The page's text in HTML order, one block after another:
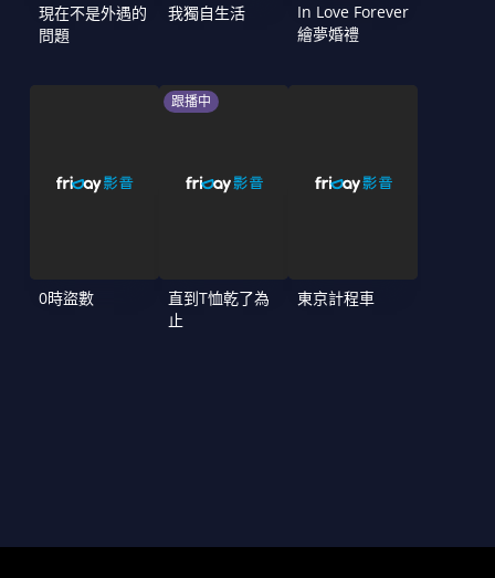
現在不是外遇的
問題
我獨自生活
In Love Forever
繪夢婚禮
0時盜數
跟播中
直到T恤乾了為
止
東京計程車